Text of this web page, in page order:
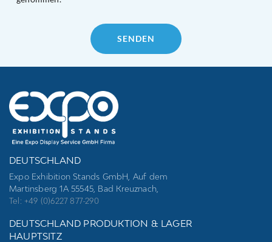
empty.
DEUTSCHLAND
Expo Exhibition Stands GmbH, Auf dem
Martinsberg 1A 55545, Bad Kreuznach,
Tel: +49 (0)6227 877-290
DEUTSCHLAND PRODUKTION & LAGER
HAUPTSITZ